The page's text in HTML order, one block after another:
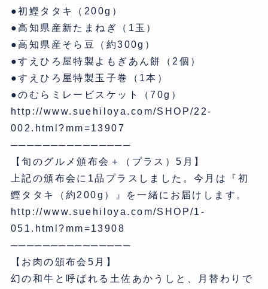
●初鰹タタキ（200g）
●高知県産新たまねぎ（1玉）
●高知県産そら豆（約300g）
●すえひろ屋特製よもぎあん餅（2個）
●すえひろ屋特製玉子巻（1本）
●のむらミレービスケット（70g）
http://www.suehiloya.com/SHOP/22-
002.html?mm=13907
───────────────
【旬のグルメ頒布会＋（プラス）5月】
上記の頒布会に1品プラスしました。今月は『初
鰹タタキ（約200g）』を一緒にお届けします。
http://www.suehiloya.com/SHOP/1-
051.html?mm=13908
───────────────
【お肉の頒布会5月】
幻の和牛と呼ばれる土佐あかうしと、月替わりで